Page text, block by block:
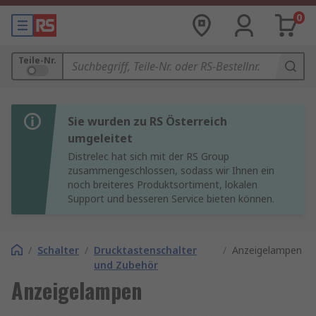
0
Teile-Nr.
Sie wurden zu RS Österreich
umgeleitet
Distrelec hat sich mit der RS Group
zusammengeschlossen, sodass wir Ihnen ein
noch breiteres Produktsortiment, lokalen
Support und besseren Service bieten können.
/ Schalter / Drucktastenschalter
und Zubehör
/ Anzeigelampen
Anzeigelampen